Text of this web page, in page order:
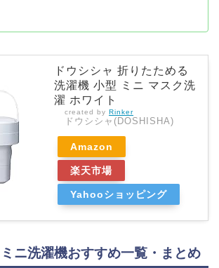
ドウシシャ 折りたためる
洗濯機 小型 ミニ マスク洗
濯 ホワイト
created by Rinker
ドウシシャ(DOSHISHA)
Amazon
楽天市場
Yahooショッピング
ニ洗濯機おすすめ一覧・まとめ